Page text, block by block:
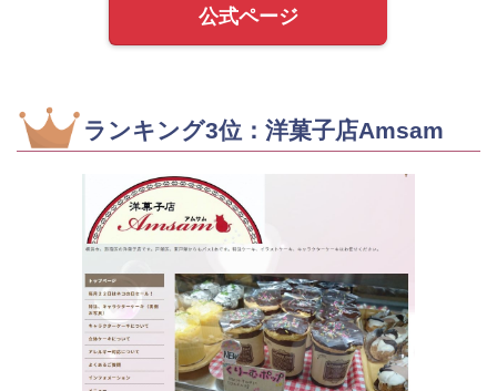
公式ページ
ランキング3位：洋菓子店Amsam